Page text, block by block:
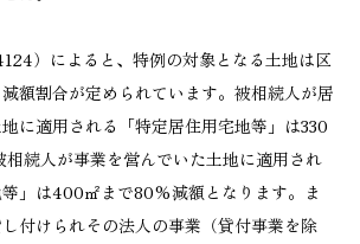
）によると、特例の対象となる土地は区
額割合が定められています。被相続人が居
に適用される「特定居住用宅地等」は330
続人が事業を営んでいた土地に適用され
」は400㎡まで80%減額となります。ま
付けられその法人の事業（貸付事業を除